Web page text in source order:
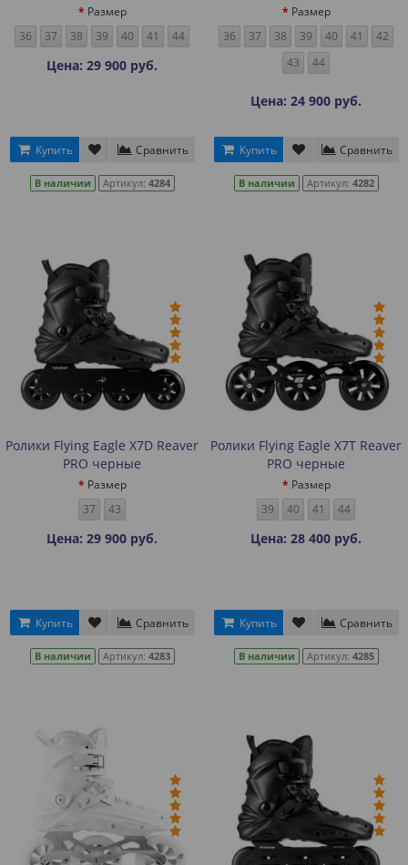
Размер
36
37 38 39 40 41 44
Цена: 29 900 руб.
Купить Сравнить
В наличии Артикул: 4284
Размер
36
37 38 39 40 41
42
43
44
Цена: 24 900 руб.
Купить Сравнить
В наличии Артикул: 4282
Ролики Flying Eagle X7D Reaver
PRO черные
Размер
37
43
Цена: 29 900 руб.
Купить Сравнить
В наличии Артикул: 4283
Ролики Flying Eagle X7T Reaver
PRO черные
Размер
39
40 41 44
Цена: 28 400 руб.
Купить Сравнить
В наличии Артикул: 4285